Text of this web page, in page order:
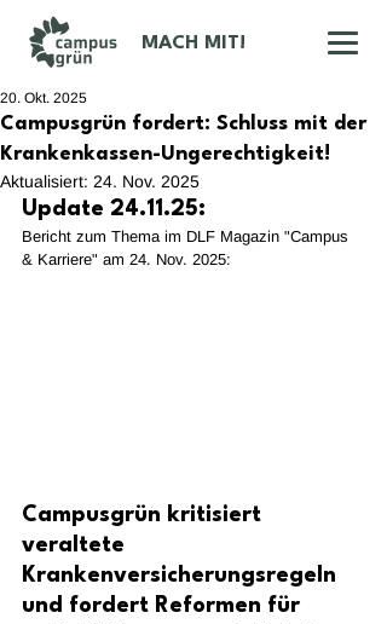
MACH MIT!
Campusgrün fordert: Schluss mit der
Krankenkassen-Ungerechtigkeit!
20. Okt. 2025
Aktualisiert: 24. Nov. 2025
Update 24.11.25:
Bericht zum Thema im DLF Magazin "Campus
& Karriere" am 24. Nov. 2025:
Campusgrün kritisiert
veraltete
Krankenversicherungsregeln
und fordert Reformen für